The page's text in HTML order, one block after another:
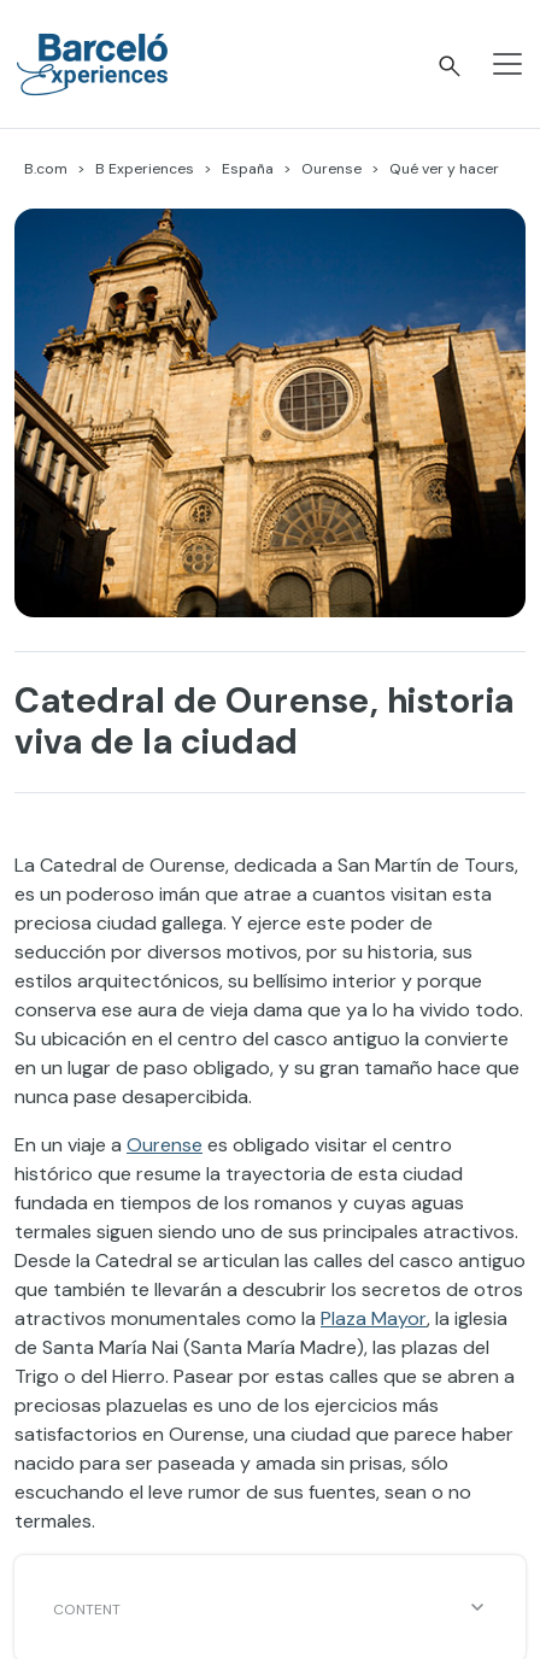
content
B.com B Experiences España Ourense Qué ver y hacer
Catedral de Ourense, historia
viva de la ciudad
La Catedral de Ourense, dedicada a San Martín de Tours,
es un poderoso imán que atrae a cuantos visitan esta
preciosa ciudad gallega. Y ejerce este poder de
seducción por diversos motivos, por su historia, sus
estilos arquitectónicos, su bellísimo interior y porque
conserva ese aura de vieja dama que ya lo ha vivido todo.
Su ubicación en el centro del casco antiguo la convierte
en un lugar de paso obligado, y su gran tamaño hace que
nunca pase desapercibida.
En un viaje a Ourense es obligado visitar el centro
histórico que resume la trayectoria de esta ciudad
fundada en tiempos de los romanos y cuyas aguas
termales siguen siendo uno de sus principales atractivos.
Desde la Catedral se articulan las calles del casco antiguo
que también te llevarán a descubrir los secretos de otros
atractivos monumentales como la Plaza Mayor, la iglesia
de Santa María Nai (Santa María Madre), las plazas del
Trigo o del Hierro. Pasear por estas calles que se abren a
preciosas plazuelas es uno de los ejercicios más
satisfactorios en Ourense, una ciudad que parece haber
nacido para ser paseada y amada sin prisas, sólo
escuchando el leve rumor de sus fuentes, sean o no
termales.